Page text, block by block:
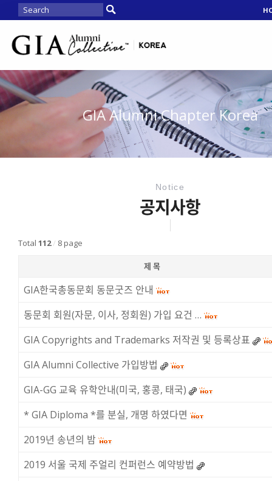
GIA Alumni Chapter Korea
Notice
공지사항
Total 112 / 8 page
제 목
GIA한국총동문회 동문굿즈 안내
동문회 회원(자문, 이사, 정회원) 가입 요건 …
GIA Copyrights and Trademarks 저작권 및 등록상표
GIA Alumni Collective 가입방법
GIA-GG 교육 유학안내(미국, 홍콩, 태국)
* GIA Diploma *를 분실, 개명 하였다면
2019년 송년의 밤
2019 서울 국제 주얼리 컨퍼런스 예약방법